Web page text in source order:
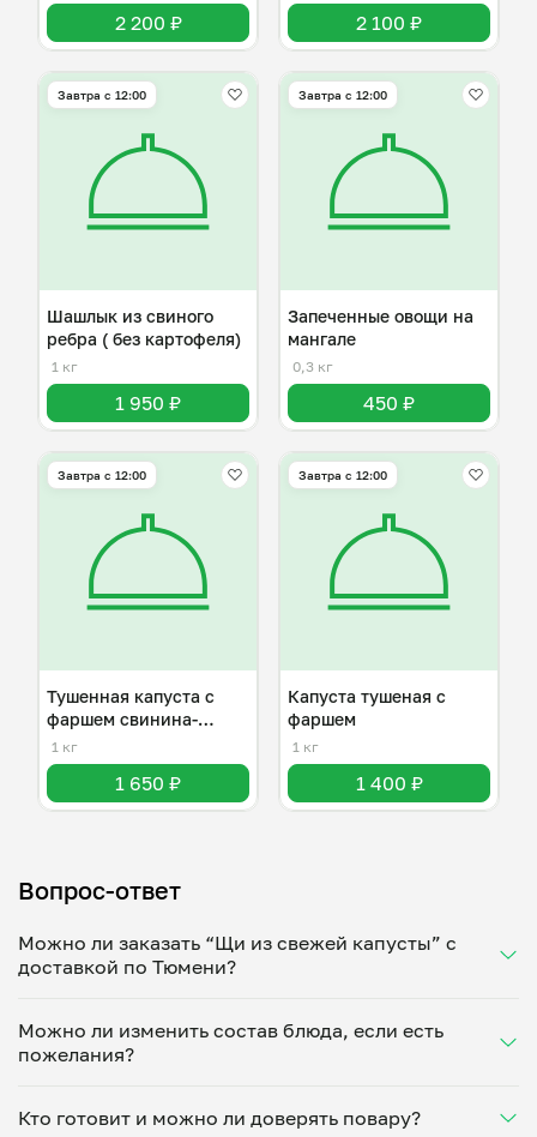
2 200 ₽ 2 100 ₽
Завтра c 12:00
Шашлык из свиного
ребра ( без картофеля)
1 кг
1 950 ₽
Завтра c 12:00
Запеченные овощи на
мангале
0,3 кг
450 ₽
Завтра c 12:00
Тушенная капуста с
фаршем свинина-
говядина
1 кг
1 650 ₽
Завтра c 12:00
Капуста тушеная с
фаршем
1 кг
1 400 ₽
Вопрос-ответ
Можно ли заказать “Щи из свежей капусты” с
доставкой по Тюмени?
Укажите удобное время — и получите свежее
домашнее блюдо в большой порции прямо с плиты.
минут. Статус заказа отслеживайте в личном
кабинете, а с поваром можно связаться напрямую в
Можно ли изменить состав блюда, если есть
пожелания?
ваши предпочтения: уберет специи, снизит
Кто готовит и можно ли доверять повару?